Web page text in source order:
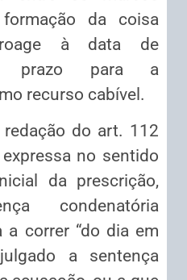
da coisa
à data de
prazo para a
recurso cabível.
do art. 112
no sentido
da prescrição,
condenatória
a correr “do dia em
a sentença